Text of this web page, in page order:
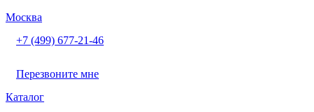
Москва
+7 (499) 677-21-46
Перезвоните мне
Каталог